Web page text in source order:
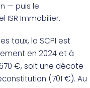
— puis le
ISR Immobilier.
taux, la SCPI est
en 2024 et à
€, soit une décote
(701 €). Au